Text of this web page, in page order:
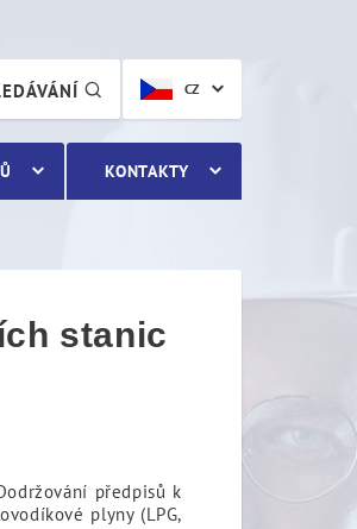
stanic na
CZ
KONTAKTY
stanic
předpisů k
plyny (LPG,